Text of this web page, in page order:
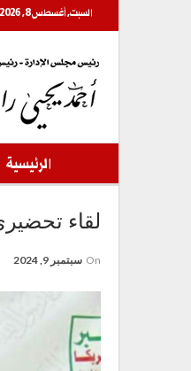
السبت, أغسطس 8, 2026
الرئيسية
لقاء
On سبتمبر 9, 2024